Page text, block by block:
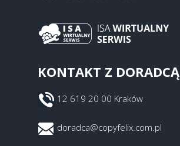
KONTAKT Z DORADCĄ
12 619 20 00 Kraków
doradca@copyfelix.com.pl